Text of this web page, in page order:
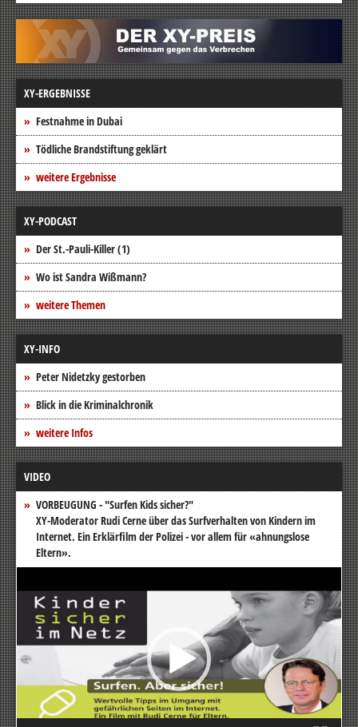
XY-ERGEBNISSE
Festnahme in Dubai
Tödliche Brandstiftung geklärt
weitere Ergebnisse
XY-PODCAST
Der St.-Pauli-Killer (1)
Wo ist Sandra Wißmann?
weitere Themen
XY-INFO
Peter Nidetzky gestorben
Blick in die Kriminalchronik
weitere Infos
VIDEO
VORBEUGUNG - "Surfen Kids sicher?"
XY-Moderator Rudi Cerne über das Surfverhalten von Kindern im
Internet. Ein Erklärfilm der Polizei - vor allem für «ahnungslose
Eltern».
Video-